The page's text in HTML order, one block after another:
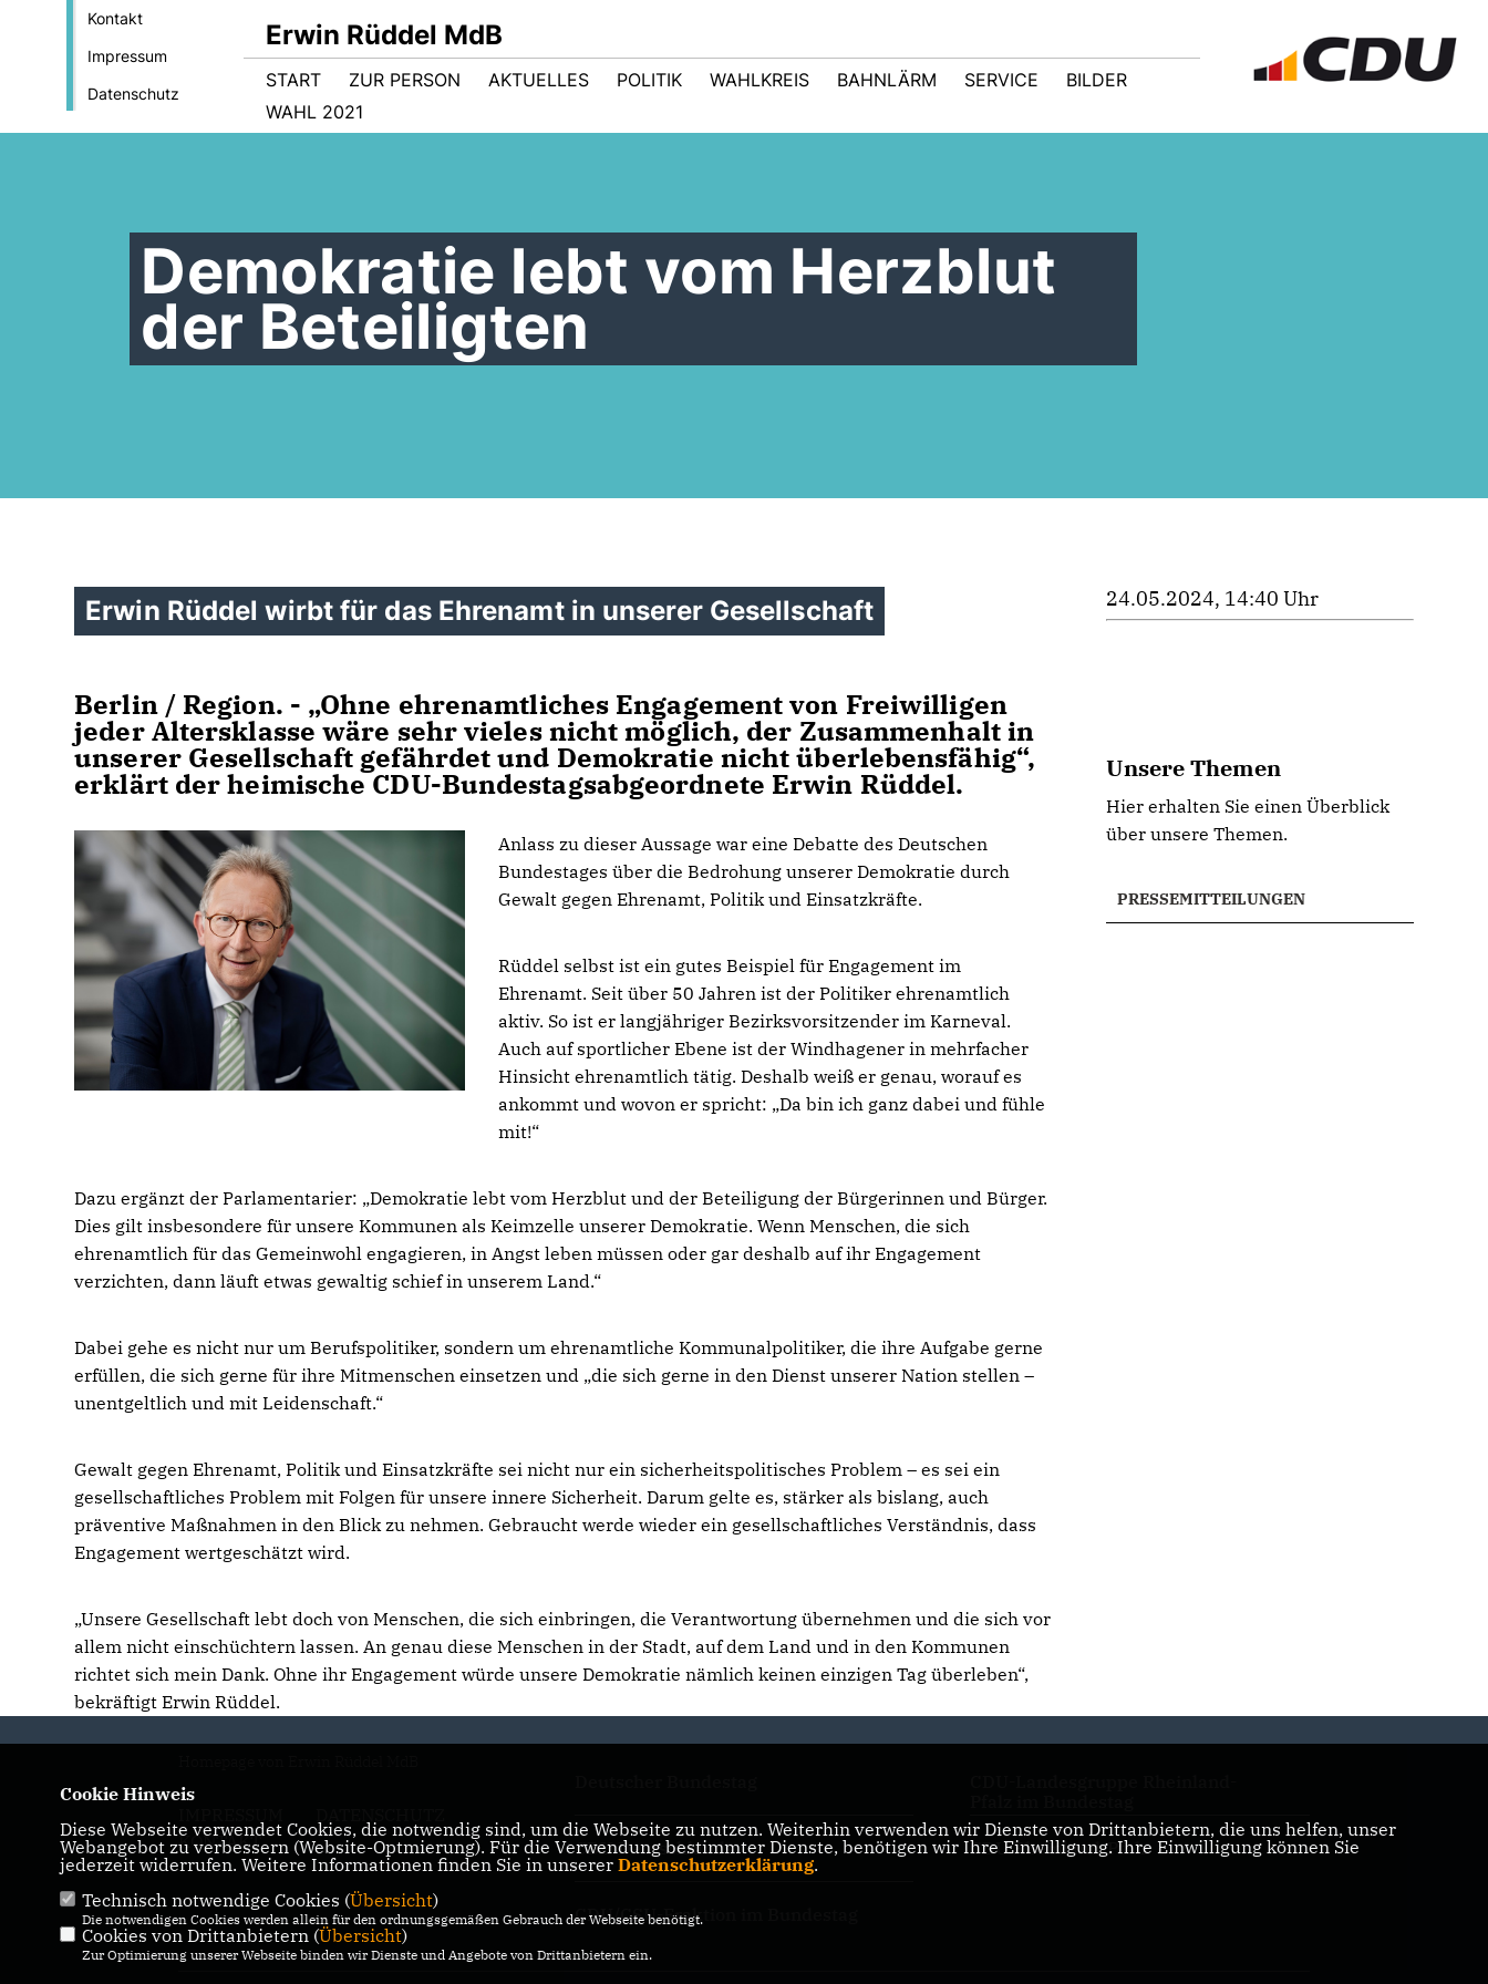
Kontakt
Impressum
Datenschutz
Erwin Rüddel MdB
START ZUR PERSON AKTUELLES POLITIK WAHLKREIS BAHNLÄRM SERVICE
BILDER
WAHL 2021
Demokratie lebt vom Herzblut
der Beteiligten
Erwin Rüddel wirbt für das Ehrenamt in unserer Gesellschaft
Berlin / Region. - „Ohne ehrenamtliches Engagement von Freiwilligen
jeder Altersklasse wäre sehr vieles nicht möglich, der Zusammenhalt in
unserer Gesellschaft gefährdet und Demokratie nicht überlebensfähig“,
erklärt der heimische CDU-Bundestagsabgeordnete Erwin Rüddel.
Anlass zu dieser Aussage war eine Debatte des Deutschen
Bundestages über die Bedrohung unserer Demokratie durch
Gewalt gegen Ehrenamt, Politik und Einsatzkräfte.
Rüddel selbst ist ein gutes Beispiel für Engagement im
Ehrenamt. Seit über 50 Jahren ist der Politiker ehrenamtlich
aktiv. So ist er langjähriger Bezirksvorsitzender im Karneval.
Auch auf sportlicher Ebene ist der Windhagener in mehrfacher
Hinsicht ehrenamtlich tätig. Deshalb weiß er genau, worauf es
ankommt und wovon er spricht: „Da bin ich ganz dabei und fühle
mit!“
Dazu ergänzt der Parlamentarier: „Demokratie lebt vom Herzblut und der Beteiligung der Bürgerinnen und Bürger.
Dies gilt insbesondere für unsere Kommunen als Keimzelle unserer Demokratie. Wenn Menschen, die sich
ehrenamtlich für das Gemeinwohl engagieren, in Angst leben müssen oder gar deshalb auf ihr Engagement
verzichten, dann läuft etwas gewaltig schief in unserem Land.“
Dabei gehe es nicht nur um Berufspolitiker, sondern um ehrenamtliche Kommunalpolitiker, die ihre Aufgabe gerne
erfüllen, die sich gerne für ihre Mitmenschen einsetzen und „die sich gerne in den Dienst unserer Nation stellen –
unentgeltlich und mit Leidenschaft.“
Gewalt gegen Ehrenamt, Politik und Einsatzkräfte sei nicht nur ein sicherheitspolitisches Problem – es sei ein
gesellschaftliches Problem mit Folgen für unsere innere Sicherheit. Darum gelte es, stärker als bislang, auch
präventive Maßnahmen in den Blick zu nehmen. Gebraucht werde wieder ein gesellschaftliches Verständnis, dass
Engagement wertgeschätzt wird.
Unsere Gesellschaft lebt doch von Menschen, die sich einbringen, die Verantwortung übernehmen und die sich vor
allem nicht einschüchtern lassen. An genau diese Menschen in der Stadt, auf dem Land und in den Kommunen
richtet sich mein Dank. Ohne ihr Engagement würde unsere Demokratie nämlich keinen einzigen Tag überleben“,
bekräftigt Erwin Rüddel.
24.05.2024, 14:40 Uhr
Unsere Themen
Hier erhalten Sie einen Überblick
über unsere Themen.
PRESSEMITTEILUNGEN
KONTAKT
CDU Deutschlands
CDU/CSU-Fraktion im Bundestag
CDU Rheinland-Pfalz
Cookie Hinweis
Diese Webseite verwendet Cookies, die notwendig sind, um die Webseite zu nutzen. Weiterhin verwenden wir Dienste von Drittanbietern, die uns helfen, unser
Webangebot zu verbessern (Website-Optmierung). Für die Verwendung bestimmter Dienste, benötigen wir Ihre Einwilligung. Ihre Einwilligung können Sie
jederzeit widerrufen. Weitere Informationen finden Sie in unserer Datenschutzerklärung.
Technisch notwendige Cookies (Übersicht)
Die notwendigen Cookies werden allein für den ordnungsgemäßen Gebrauch der Webseite benötigt.
Cookies von Drittanbietern (Übersicht)
Zur Optimierung unserer Webseite binden wir Dienste und Angebote von Drittanbietern ein.